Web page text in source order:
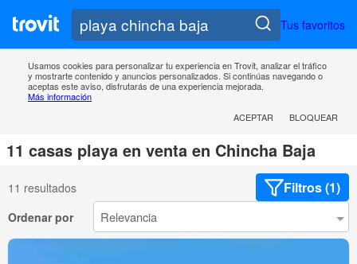
Tus favoritos
Usamos cookies para personalizar tu experiencia en Trovit, analizar el tráfico
y mostrarte contenido y anuncios personalizados. Si continúas navegando o
aceptas este aviso, disfrutarás de una experiencia mejorada.
Más información
ACEPTAR
BLOQUEAR
11 casas playa en venta en Chincha Baja
11 resultados Filtros (1)
Ordenar por